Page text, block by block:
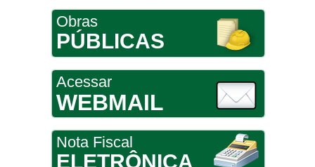
Obras
PÚBLICAS
Acessar
WEBMAIL
Nota Fiscal
ELETRÔNICA